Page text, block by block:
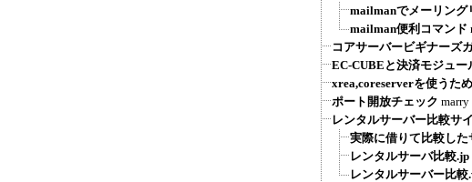
mailmanでメーリング
mailman便利コマンド
コアサーバービギナーズ
EC-CUBEと決済モジュ
xrea,coreserverを使うた
ポート開放チェック marry
レンタルサーバー比較サ
実際に借りて比較し
レンタルサーバ比較.jp
レンタルサーバー比較